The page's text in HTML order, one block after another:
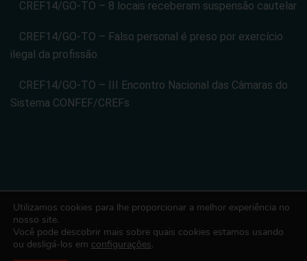
CREF14/GO-TO – 8 locais receberam suspensão cautelar
CREF14/GO-TO – Falso personal é preso por exercício
ilegal da profissão
CREF14/GO-TO – III Encontro Nacional das Câmaras do
Sistema CONFEF/CREFs
CONSELHO REGIONAL DE EDUCACAO FISICA DA 14 REGIAO -
CREF14/GO-TO. CNPJ: 08.024.822/0001-14
Todos os direitos reservados. Desenvolvido com ♡ por Conexão
Utilizamos cookies para lhe proporcionar a melhor experiência no
nosso site.
Você pode descobrir mais sobre quais cookies estamos usando
ou desligá-los em configurações.